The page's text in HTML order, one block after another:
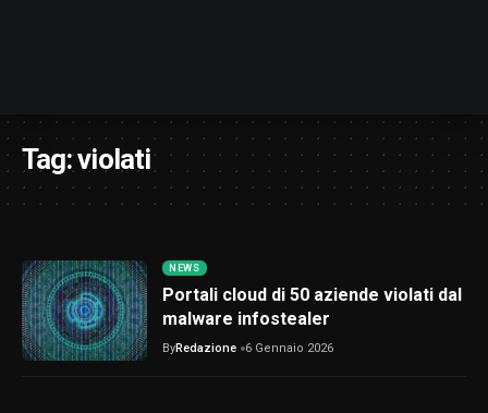
Tag:violati
NEWS
Portali cloud di 50 aziende violati dal
malware infostealer
ByRedazione 6 Gennaio 2026